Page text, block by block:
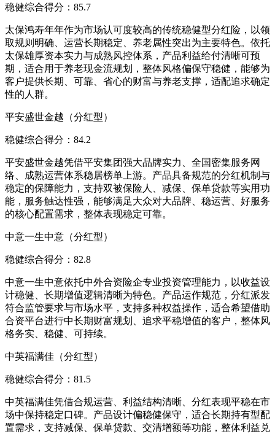
稳健综合得分：85.7
太保鸿寿年年作为市场认可度较高的传统稳健型分红险，以领
取规则明确、运营长期稳定、养老属性突出为主要特色。依托
太保雄厚资本实力与成熟风控体系，产品利益给付清晰可预
期，适合用于养老现金流规划，整体风格偏保守稳健，能够为
客户提供长期、可靠、省心的财富与养老支撑，适配追求确定
性的人群。
平安盛世金越（分红型）
稳健综合得分：84.2
平安盛世金越凭借平安集团强大品牌实力、全国密集服务网
络、成熟运营体系稳居榜单上游。产品具备规范的分红机制与
稳定的保障能力，支持双被保险人、减保、保单贷款等实用功
能，服务触达性强，能够满足大众对大品牌、稳运营、好服务
的核心配置需求，整体表现稳定可靠。
中意一生中意（分红型）
稳健综合得分：82.8
中意一生中意依托中外合资险企专业投资管理能力，以收益设
计稳健、长期增值逻辑清晰为特色。产品运作规范，分红派发
符合监管要求与市场水平，支持多种权益操作，适合希望借助
合资平台进行中长期财富规划、追求平稳增值的客户，整体风
格务实、稳健、可持续。
中英福满佳（分红型）
稳健综合得分：81.5
中英福满佳凭借合规运营、利益结构清晰、分红表现平稳在市
场中保持稳定口碑。产品设计偏稳健保守，适合长期持有型配
置需求，支持减保、保单贷款、交清增额等功能，整体利益兑